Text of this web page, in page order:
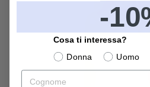
-
Cosa ti interessa?
Donna
Uomo
Cognome